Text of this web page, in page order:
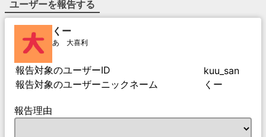
ユーザーを報告する
くー
あゝ大喜利
報告対象のユーザーID
kuu_san
報告対象のユーザーニックネーム
くー
報告理由